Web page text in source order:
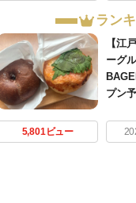
ラン
【江
ーグ
プン
5,801ビュー